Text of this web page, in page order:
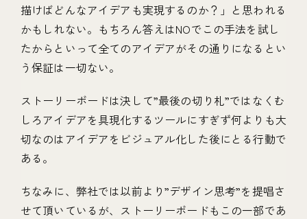
描けばどんなアイデアも実現するのか？」と思われる
かもしれない。もちろん答えはNOでこの手法を試し
たからといって全てのアイデアがその通りになるとい
う保証は一切ない。
ストーリーボードは決して”最後の切り札”ではなくむ
しろアイデアを具現化するツールにすぎず何よりも大
切なのはアイデアをビジュアル化した後にとる行動で
ある。
ちなみに、弊社では以前より”デザイン思考”を提唱さ
せて頂いているが、ストーリーボードもこの一部であ